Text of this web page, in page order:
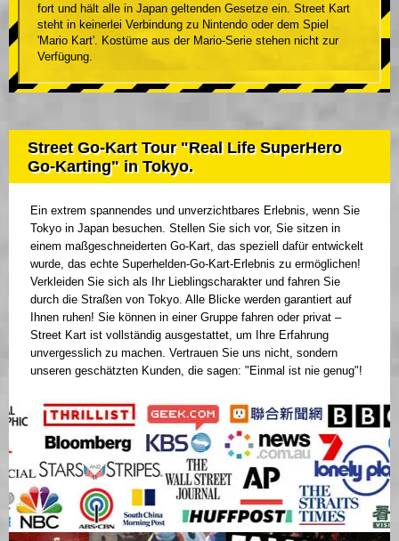
fort und hält alle in Japan geltenden Gesetze ein. Street Kart
steht in keinerlei Verbindung zu Nintendo oder dem Spiel
'Mario Kart'. Kostüme aus der Mario-Serie stehen nicht zur
Verfügung.
Street Go-Kart Tour "Real Life SuperHero
Go-Karting" in Tokyo.
Ein extrem spannendes und unverzichtbares Erlebnis, wenn Sie
Tokyo in Japan besuchen. Stellen Sie sich vor, Sie sitzen in
einem maßgeschneiderten Go-Kart, das speziell dafür entwickelt
wurde, das echte Superhelden-Go-Kart-Erlebnis zu ermöglichen!
Verkleiden Sie sich als Ihr Lieblingscharakter und fahren Sie
durch die Straßen von Tokyo. Alle Blicke werden garantiert auf
Ihnen ruhen! Sie können in einer Gruppe fahren oder privat –
Street Kart ist vollständig ausgestattet, um Ihre Erfahrung
unvergesslich zu machen. Vertrauen Sie uns nicht, sondern
unseren geschätzten Kunden, die sagen: "Einmal ist nie genug"!